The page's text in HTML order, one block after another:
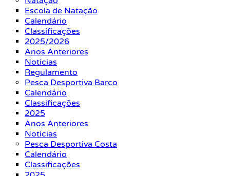
Escola de Natação
Calendário
Classificações
2025/2026
Anos Anteriores
Notícias
Regulamento
Pesca Desportiva Barco
Calendário
Classificações
2025
Anos Anteriores
Notícias
Pesca Desportiva Costa
Calendário
Classificações